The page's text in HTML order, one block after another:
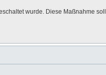
wurde. Diese Maßnahme